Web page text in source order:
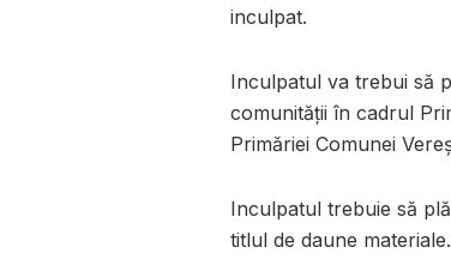
inculpat.
Inculpatul va trebui să
comunităţii în cadrul
Primăriei Comunei
Inculpatul trebuie să
titlul de daune materiale.